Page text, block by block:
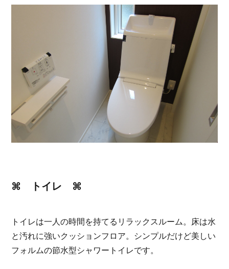
⌘ トイレ ⌘
トイレは一人の時間を持てるリラックスルーム。床は水
と汚れに強いクッションフロア。シンプルだけど美しい
フォルムの節水型シャワートイレです。